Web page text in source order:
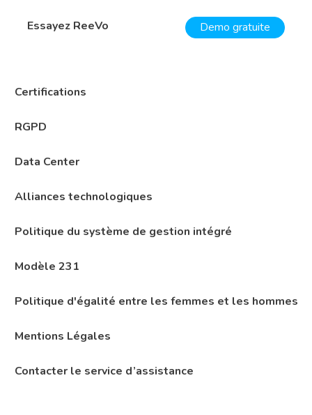
Essayez ReeVo Demo gratuite
Certifications
RGPD
Data Center
Alliances technologiques
Politique du système de gestion intégré
Modèle 231
Politique d'égalité entre les femmes et les hommes
Mentions Légales
Contacter le service d’assistance